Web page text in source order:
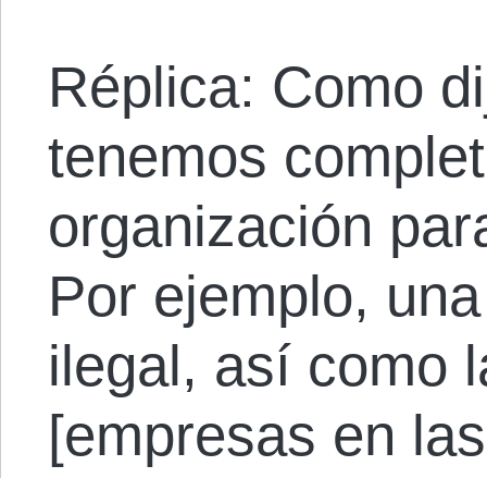
Réplica: Como
tenemos
organización
Por ejemplo,
ilegal, así como
[empresas en